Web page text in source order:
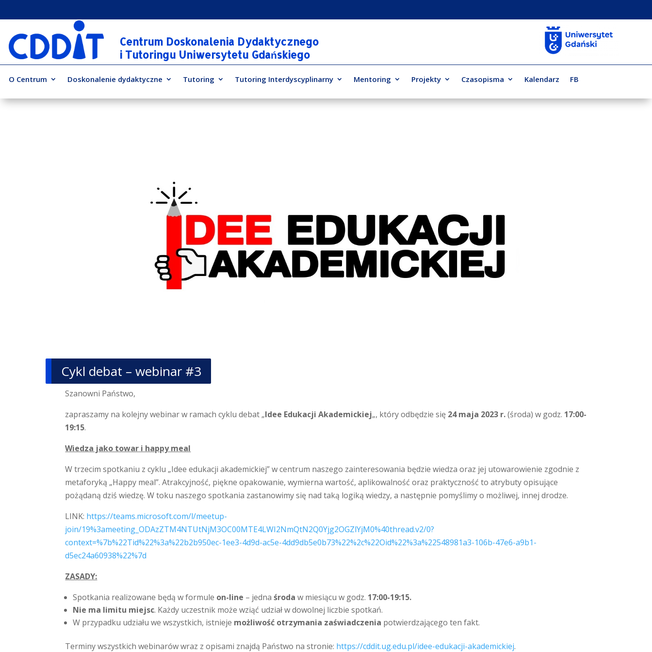
Centrum Doskonalenia Dydaktycznego
i Tutoringu Uniwersytetu Gdańskiego
O Centrum Doskonalenie dydaktyczne Tutoring Tutoring Interdyscyplinarny Mentoring Projekty Czasopisma Kalendarz FB
Cykl debat – webinar #3
Szanowni Państwo,
zapraszamy na kolejny webinar w ramach cyklu debat „Idee Edukacji Akademickiej„, który odbędzie się 24 maja 2023 r.(środa) w godz. 17:00-
19:15.
Wiedza jako towar i happy meal
W trzecim spotkaniu z cyklu „Idee edukacji akademickiej” w centrum naszego zainteresowania będzie wiedza oraz jej utowarowienie zgodnie z
metaforyką „Happy meal”. Atrakcyjność, piękne opakowanie, wymierna wartość, aplikowalność oraz praktyczność to atrybuty opisujące
pożądaną dziś wiedzę. W toku naszego spotkania zastanowimy się nad taką logiką wiedzy, a następnie pomyślimy o możliwej, innej drodze.
LINK: https://teams.microsoft.com/l/meetup-
join/19%3ameeting_ODAzZTM4NTUtNjM3OC00MTE4LWI2NmQtN2Q0Yjg2OGZlYjM0%40thread.v2/0?
context=%7b%22Tid%22%3a%22b2b950ec-1ee3-4d9d-ac5e-4dd9db5e0b73%22%2c%22Oid%22%3a%22548981a3-106b-47e6-a9b1-
d5ec24a60938%22%7d
ZASADY:
Spotkania realizowane będą w formule on-line – jednaśrodaw miesiącu w godz. 17:00-19:15.
Nie ma limitu miejsc. Każdy uczestnik może wziąć udział w dowolnej liczbie spotkań.
W przypadku udziału we wszystkich, istnieje możliwość otrzymania zaświadczenia potwierdzającego ten fakt.
Terminy wszystkich webinarów wraz z opisami znajdą Państwo na stronie: https://cddit.ug.edu.pl/idee-edukacji-akademickiej.